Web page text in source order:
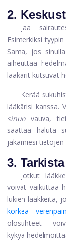
2.
Jaa
Esimerkiksi
Sama, jos
aiheuttaa
lääkärit kutsuvat
Kerää
lääkärisi kanssa.
sinun vauva,
saattaa haluta
jakamiesi tietojen
3.
Jotkut
voivat vaikuttaa
lukien lääkkeitä,
korkea
olosuhteet -
kykyä